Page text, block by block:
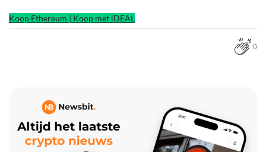
Koop Ethereum | Koop met iDEAL
0